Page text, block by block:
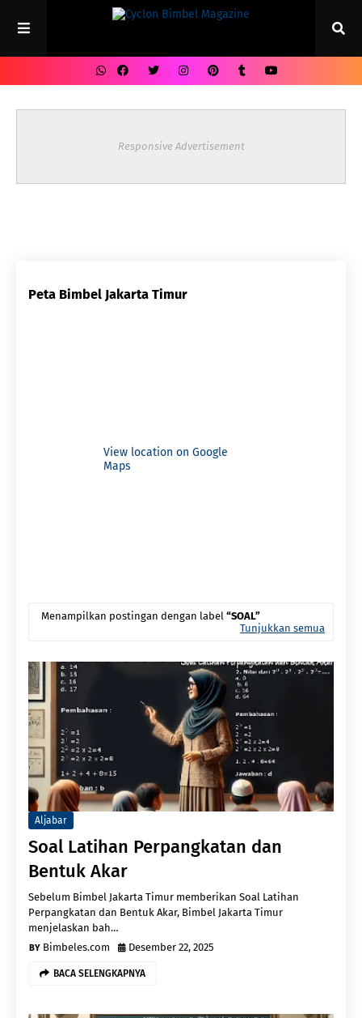
Responsive Advertisement
Peta Bimbel Jakarta Timur
View location on Google
Maps
Menampilkan postingan dengan label
SOAL
Tunjukkan semua
Aljabar
Soal Latihan Perpangkatan dan
Bentuk Akar
Sebelum Bimbel Jakarta Timur memberikan Soal Latihan
Perpangkatan dan Bentuk Akar, Bimbel Jakarta Timur
menjelaskan bah…
Bimbeles.com
Desember 22, 2025
BACA SELENGKAPNYA